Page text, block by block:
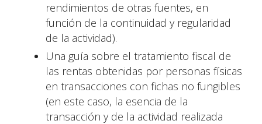
rendimientos de otras fuentes, en
función de la continuidad y regularidad
de la actividad).
Una guía sobre el tratamiento fiscal de
las rentas obtenidas por personas físicas
en transacciones con fichas no fungibles
(en este caso, la esencia de la
transacción y de la actividad realizada